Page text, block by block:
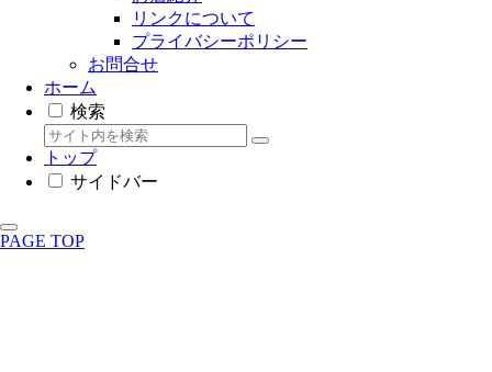
リンクについて
プライバシーポリシー
お問合せ
ホーム
検索
トップ
サイドバー
PAGE TOP